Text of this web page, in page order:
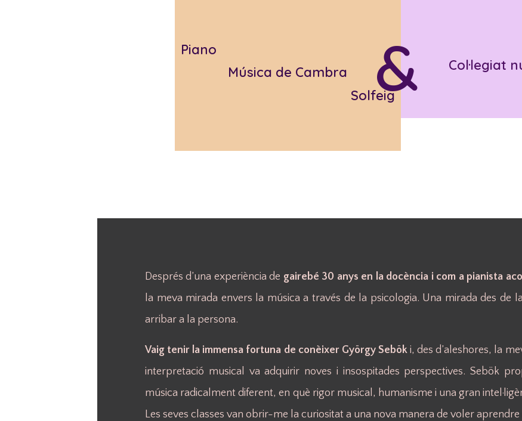
Piano
Música de Cambra
Solfeig
Col·legiat
&
Després d’una experiència de gairebé 30 anys en la docència i com a pianista
la meva mirada envers la música a través de la psicologia. Una mirada des de
arribar a la persona.
Vaig tenir la immensa fortuna de conèixer György Seböki, des d’aleshores, la
interpretació musical va adquirir noves i insospitades perspectives. Sebök
música radicalment diferent, en què rigor musical, humanisme i una gran
Les seves classes van obrir-me la curiositat a una nova manera de voler aprendre